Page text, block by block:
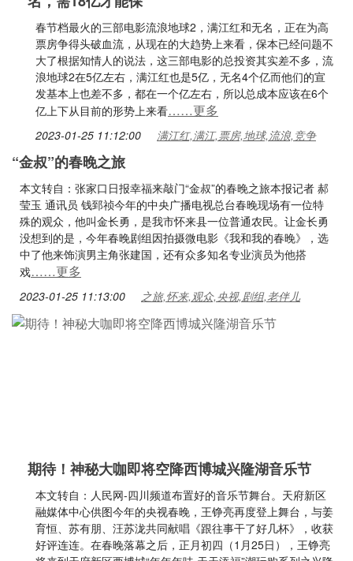
春节档最火的三部电影流浪地球2，满江红和无名，正在为高
票房争得头破血流，从现在的大趋势上来看，保本已经问题不
大了根据知情人的说法，这三部电影的总投资其实差不多，流
浪地球2在5亿左右，满江红也是5亿，无名4个亿而他们的宣
发基本上也差不多，都在一个亿左右，所以总成本应该在6个
亿上下从目前的形势上来看……更多
2023-01-25 11:12:00 满江红,满江,票房,地球,流浪,竞争
“金叔”的春晚之旅
本文转自：张家口日报幸福来敲门“金叔”的春晚之旅本报记者 郝
莹玉 通讯员 钱郅祯今年的中央广播电视总台春晚现场有一位特
殊的观众，他叫金长勇，是我市怀来县一位普通农民。让金长勇
没想到的是，今年春晚剧组因拍摄微电影《我和我的春晚》，选
中了他来饰演男主角张建国，还有众多知名专业演员为他搭
戏……更多
2023-01-25 11:13:00 之旅,怀来,观众,央视,剧组,老伴儿
期待！神秘大咖即将空降西博城兴隆湖音乐节
本文转自：人民网-四川频道布置好的音乐节舞台。天府新区
融媒体中心供图今年的央视春晚，王铮亮再度登上舞台，与姜
育恒、苏有朋、汪苏泷共同献唱《跟往事干了好几杯》，收获
好评连连。在春晚落幕之后，正月初四（1月25日），王铮亮